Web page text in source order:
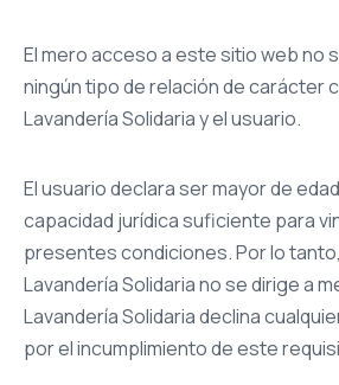
El mero acceso a este sitio web no
ningún tipo de relación de carácter
Lavandería Solidaria y el usuario.
El usuario declara ser mayor de
capacidad jurídica suficiente para
presentes condiciones. Por lo
Lavandería Solidaria no se dirige a
Lavandería Solidaria declina
por el incumplimiento de este